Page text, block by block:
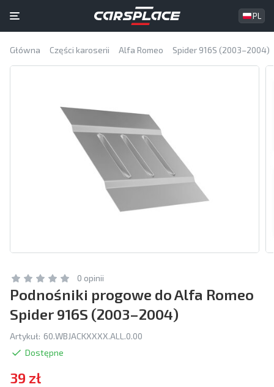
PL
Główna Części karoserii Alfa Romeo Spider 916S (2003–2004)
0 opinii
Podnośniki progowe do Alfa Romeo
Spider 916S (2003–2004)
Artykuł: 60.WBJACKXXXX.ALL.0.00
Dostępne
39 zł